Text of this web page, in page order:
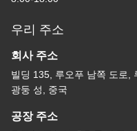
우리 주소
회사 주소
빌딩 135, 루오푸 남쪽 도로,
광둥 성, 중국
공장 주소